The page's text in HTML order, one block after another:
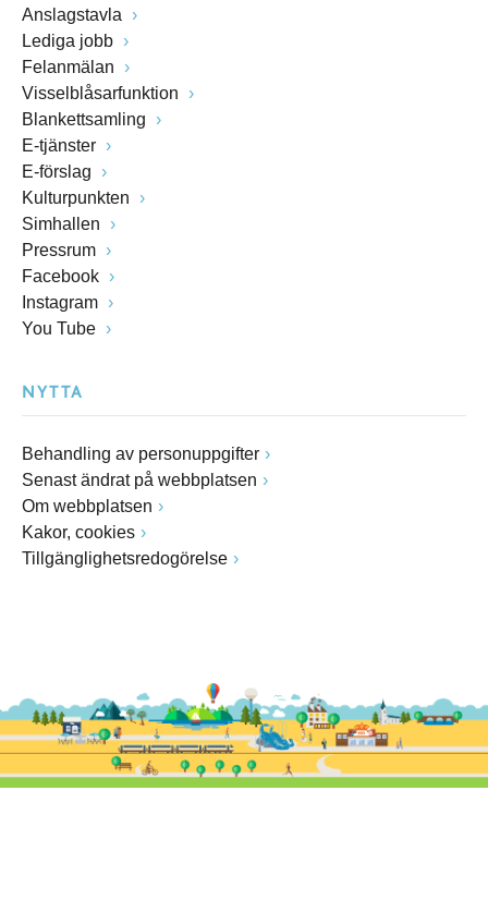
Anslagstavla
Lediga jobb
Felanmälan
Visselblåsarfunktion
Blankettsamling
E-tjänster
E-förslag
Kulturpunkten
Simhallen
Pressrum
Facebook
Instagram
You Tube
NYTTA
Behandling av personuppgifter
Senast ändrat på webbplatsen
Om webbplatsen
Kakor, cookies
Tillgänglighetsredogörelse